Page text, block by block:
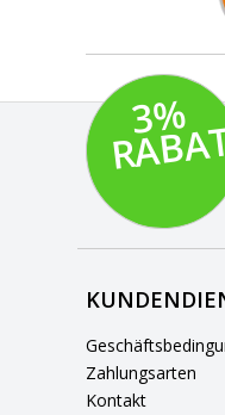
3
%
R
A
B
A
T
Zahlungsarten
Kontakt